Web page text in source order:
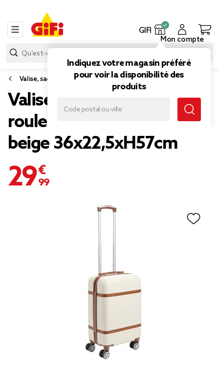
GIFI
Indiquez votre magasin préféré
pour voir la disponibilité des
produits
Mon compte
Valise, sac de voyage
Valise rigide 38L trolley 4
roulettes plastique ABS
beige 36x22,5xH57cm
29,99 €